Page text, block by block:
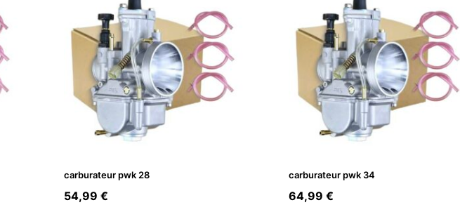
carburateur pwk 28
54,99 €
carburateur pwk 34
64,99 €